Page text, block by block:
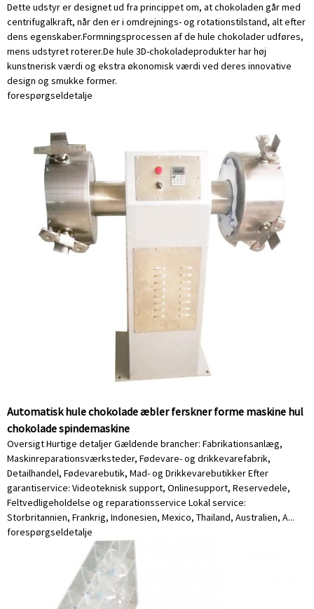
Dette udstyr er designet ud fra princippet om, at chokoladen går med
centrifugalkraft, når den er i omdrejnings- og rotationstilstand, alt efter
dens egenskaber.Formningsprocessen af ​​de hule chokolader udføres,
mens udstyret roterer.De hule 3D-chokoladeprodukter har høj
kunstnerisk værdi og ekstra økonomisk værdi ved deres innovative
design og smukke former.
forespørgseldetalje
Automatisk hule chokolade æbler ferskner forme maskine hul
chokolade spindemaskine
Oversigt Hurtige detaljer Gældende brancher: Fabrikationsanlæg,
Maskinreparationsværksteder, Fødevare- og drikkevarefabrik,
Detailhandel, Fødevarebutik, Mad- og Drikkevarebutikker Efter
garantiservice: Videoteknisk support, Onlinesupport, Reservedele,
Feltvedligeholdelse og reparationsservice Lokal service:
Storbritannien, Frankrig, Indonesien, Mexico, Thailand, Australien, A...
forespørgseldetalje